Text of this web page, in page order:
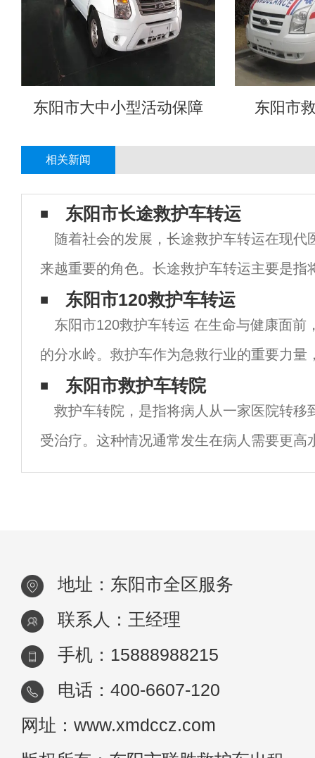
东阳市大中小型活动保障 东阳市
相关新闻
东阳市长途救护车转运
随着社会的发展，长途救护车转运在现代
来越重要的角色。长途救护车转运主要是指
疗机构转移到另一个医疗机构或回家的过程
专业的医疗人员和设备，以确保患者在转运
东阳市120救护车转运
东阳市120救护车转运 在生命与健康面前
的分水岭。救护车作为急救行业的重要力量
命的重任。东阳市120救护车作为东阳市市
组成部分，不仅具备专业的医疗团队和设备
东阳市救护车转院
救护车转院，是指将病人从一家医院转移
受治疗。这种情况通常发生在病人需要更高
或更专业的治疗时。以下是一些与救护车转
地址：东阳市全区服务
联系人：王经理
手机：15888988215
电话：400-6607-120
网址：www.xmdccz.com